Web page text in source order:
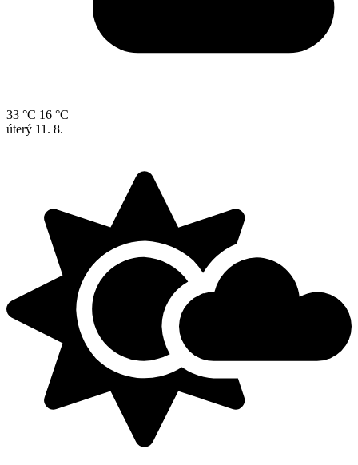
33 °C 16 °C
úterý 11. 8.